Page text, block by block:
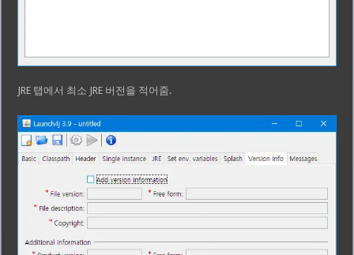
JRE 탭에서 최소 JRE 버전을 적어줌.